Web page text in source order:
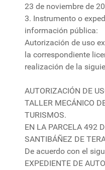
23 de noviembre de
3. Instrumento o
información pública:
Autorización de uso
la correspondiente
realización de la
AUTORIZACIÓN DE
TALLER MECÁNICO
TURISMOS.
EN LA PARCELA 492
SANTIBÁÑEZ DE
De acuerdo con el
EXPEDIENTE DE